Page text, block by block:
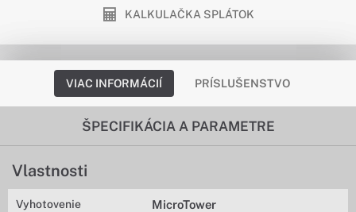
KALKULAČKA SPLÁTOK
VIAC INFORMÁCIÍ PRÍSLUŠENSTVO
ŠPECIFIKÁCIA A PARAMETRE
Vlastnosti
Vyhotovenie MicroTower